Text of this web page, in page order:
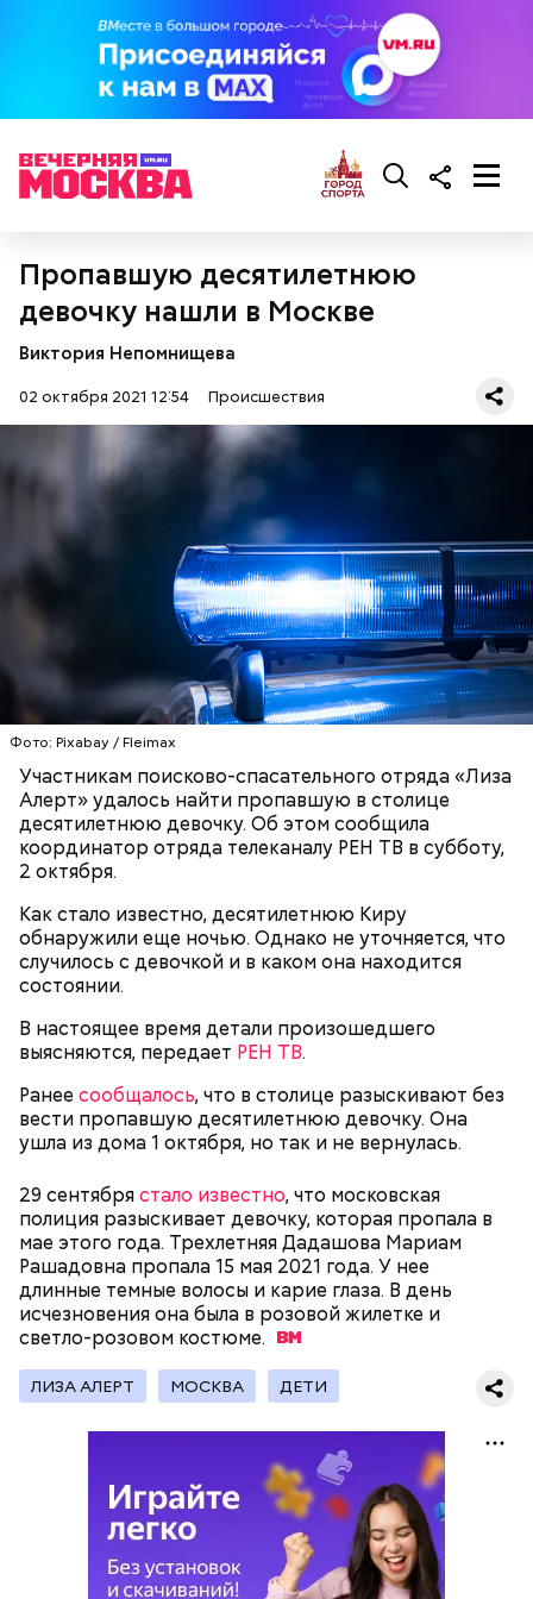
Пропавшую десятилетнюю
девочку нашли в Москве
Виктория Непомнищева
02 октября 2021 12:54 Происшествия
Фото: Pixabay / Fleimax
Участникам поисково-спасательного отряда «Лиза
Алерт» удалось найти пропавшую в столице
десятилетнюю девочку. Об этом сообщила
координатор отряда телеканалу РЕН ТВ в субботу,
2 октября.
Как стало известно, десятилетнюю Киру
обнаружили еще ночью. Однако не уточняется, что
случилось с девочкой и в каком она находится
состоянии.
В настоящее время детали произошедшего
выясняются, передает РЕН ТВ.
Ранее сообщалось, что в столице разыскивают без
вести пропавшую десятилетнюю девочку. Она
ушла из дома 1 октября, но так и не вернулась.
29 сентябрястало известно, что московская
полиция разыскивает девочку, которая пропала в
мае этого года. Трехлетняя Дадашова Мариам
Рашадовна пропала 15 мая 2021 года. У нее
длинные темные волосы и карие глаза. В день
исчезновения она была в розовой жилетке и
светло-розовом костюме.
ЛИЗА АЛЕРТ МОСКВА ДЕТИ
— Им оказался 21-летний мужчина — собственник
автомобиля Audi R8. За ним числятся 696 штрафов
(за 2020–2021 годы —прим. «ВМ»
ПДД, из них неоплаченных — 26, —
Более 300 человекпострадалив «пьяных» ДТП в
Москве с начала года. За восемь месяцев этого
года по вине нетрезвых водителей погиб 31
человек, 332 получили ранения. Сотрудники ГИБДД
просят водителей ни в коем случае не садиться за
руль в нетрезвом состоянии и не подвергать свою
жизнь и жизнь окружающих опасности.
складе площадью пять тысяч квадратных метров,
который расположен на улице Адмирала
Корнилова, владение 18. В помещении склада
хранились изоляционные материалы. Днем того же
дня пожарликвидировали.